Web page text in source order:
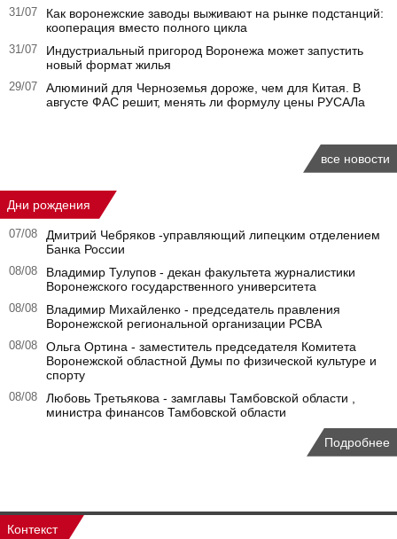
31/07
Как воронежские заводы выживают на рынке подстанций:
кооперация вместо полного цикла
31/07
Индустриальный пригород Воронежа может запустить
новый формат жилья
29/07
Алюминий для Черноземья дороже, чем для Китая. В
августе ФАС решит, менять ли формулу цены РУСАЛа
все новости
Дни рождения
07/08
Дмитрий Чебряков -управляющий липецким отделением
Банка России
08/08
Владимир Тулупов - декан факультета журналистики
Воронежского государственного университета
08/08
Владимир Михайленко - председатель правления
Воронежской региональной организации РСВА
08/08
Ольга Ортина - заместитель председателя Комитета
Воронежской областной Думы по физической культуре и
спорту
08/08
Любовь Третьякова - замглавы Тамбовской области ,
министра финансов Тамбовской области
Подробнее
Контекст